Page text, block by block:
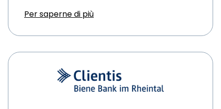
Per saperne di più